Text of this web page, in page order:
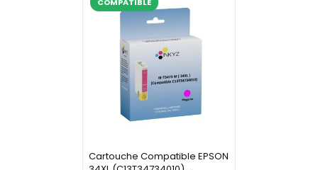
Cartouche Compatible EPSON